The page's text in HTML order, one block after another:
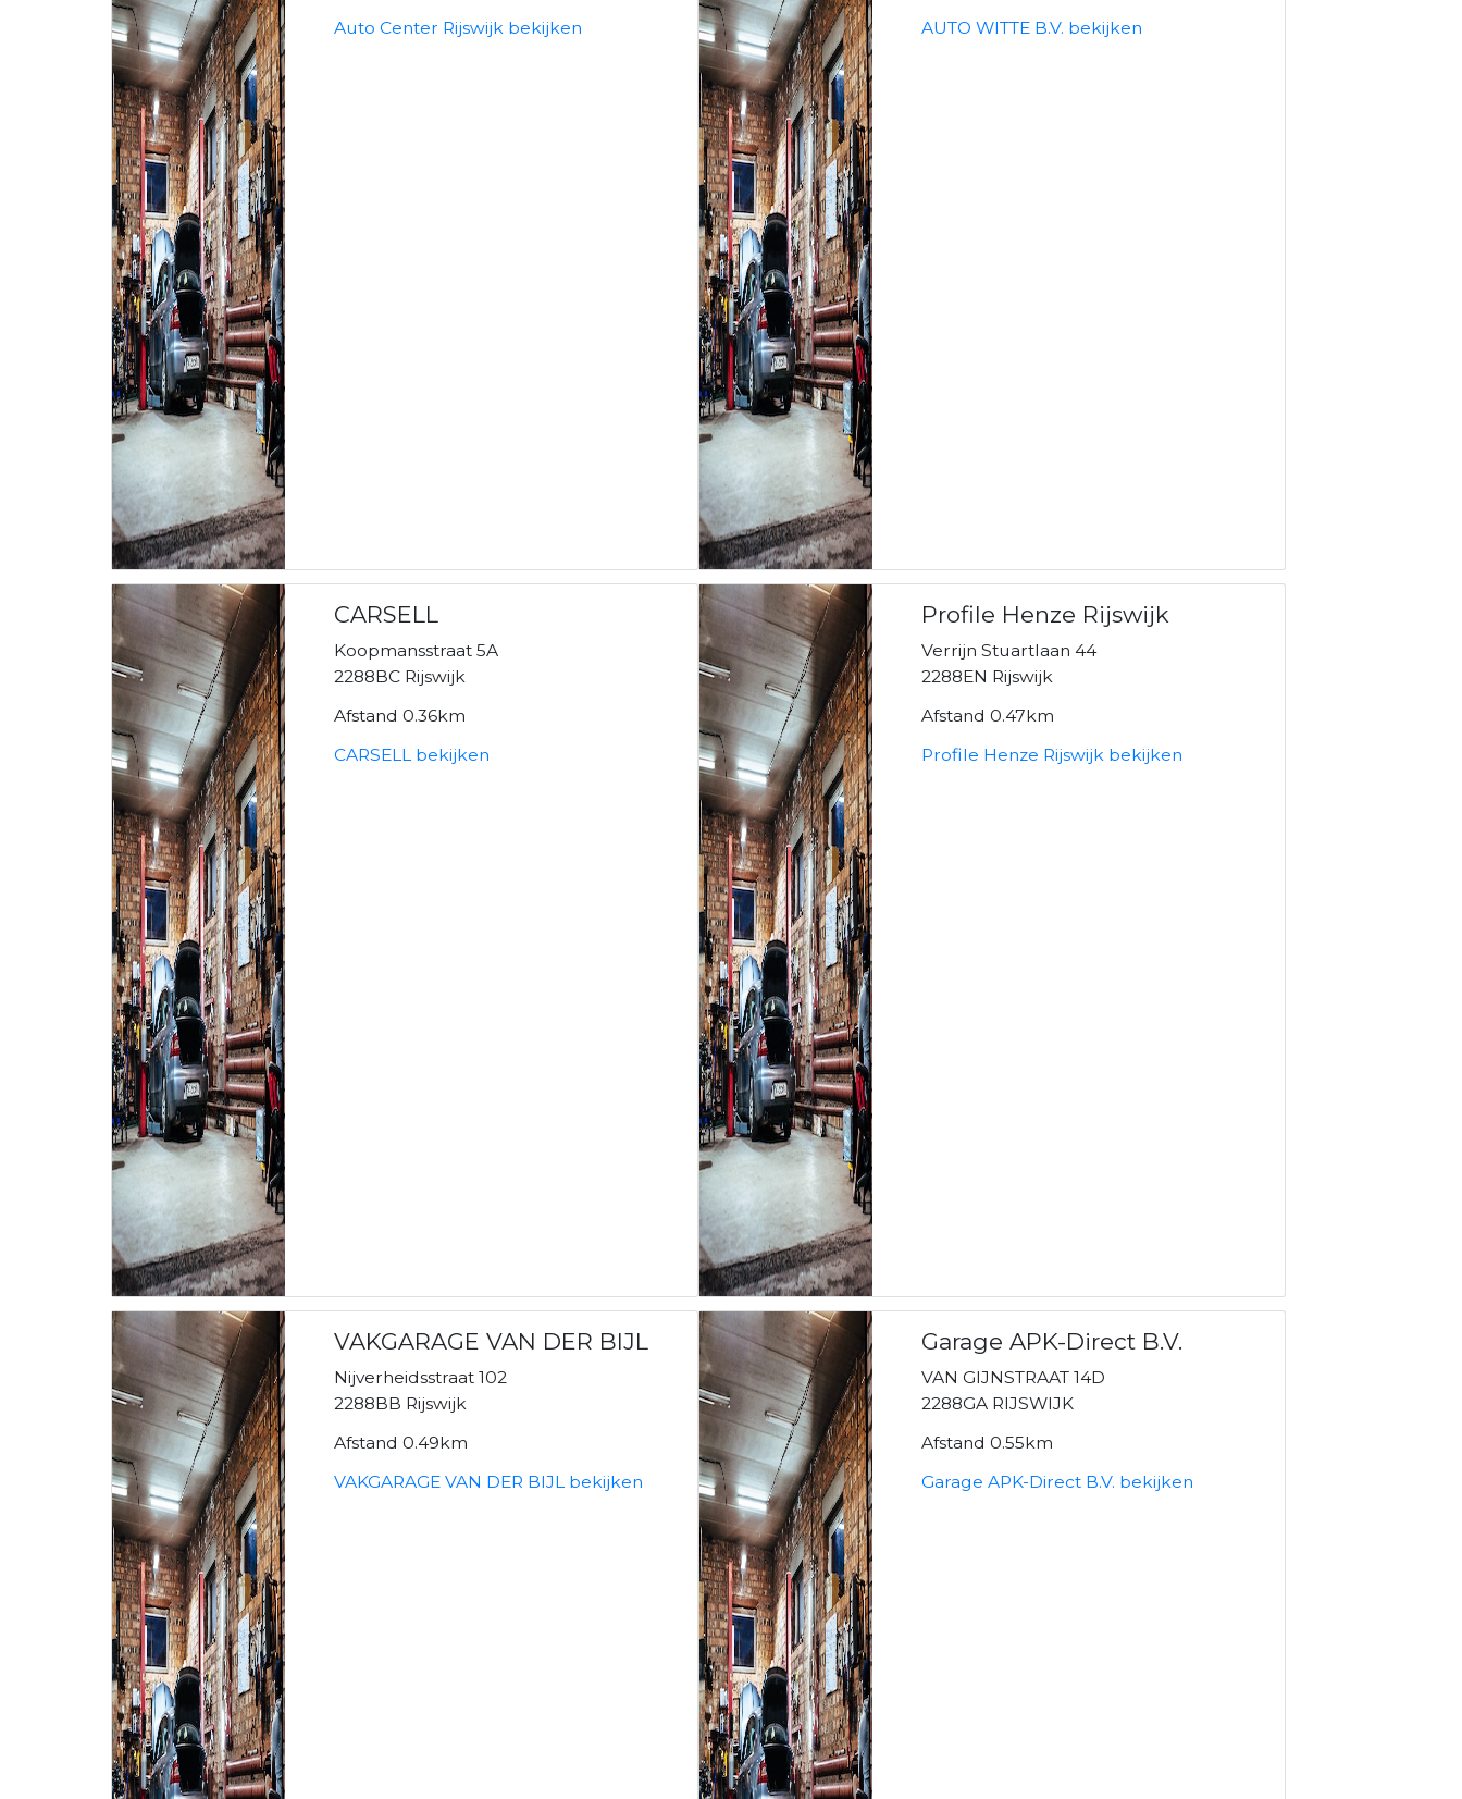
Auto Center Rijswijk bekijken
AUTO WITTE B.V. bekijken
CARSELL
Koopmansstraat 5A
2288BC Rijswijk
Afstand 0.36km
CARSELL bekijken
Profile Henze Rijswijk
Verrijn Stuartlaan 44
2288EN Rijswijk
Afstand 0.47km
Profile Henze Rijswijk bekijken
VAKGARAGE VAN DER BIJL
Nijverheidsstraat 102
2288BB Rijswijk
Afstand 0.49km
VAKGARAGE VAN DER BIJL bekijken
Garage APK-Direct B.V.
VAN GIJNSTRAAT 14D
2288GA RIJSWIJK
Afstand 0.55km
Garage APK-Direct B.V. bekijken